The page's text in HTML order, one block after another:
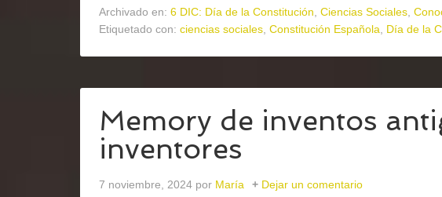
Archivado en: 6 DIC: Día de la Constitución Ciencias Sociales
Etiquetado con: ciencias sociales Constitución Española Día de la
Memory de inventos
inventores
7 noviembre, 2024 por María Dejar un comentario